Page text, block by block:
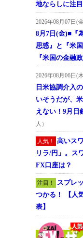
地ならしに注目
2026年08月07日(
8月7日(金)■『
思惑』と『米
『米国の金融
2026年08月06日(
日米協調介入
いそうだが、
えない！9月
人）
人気！
高いス
リラ/円」。ス
FX口座は？
注目！
スプレ
つかる！ 【人
表】